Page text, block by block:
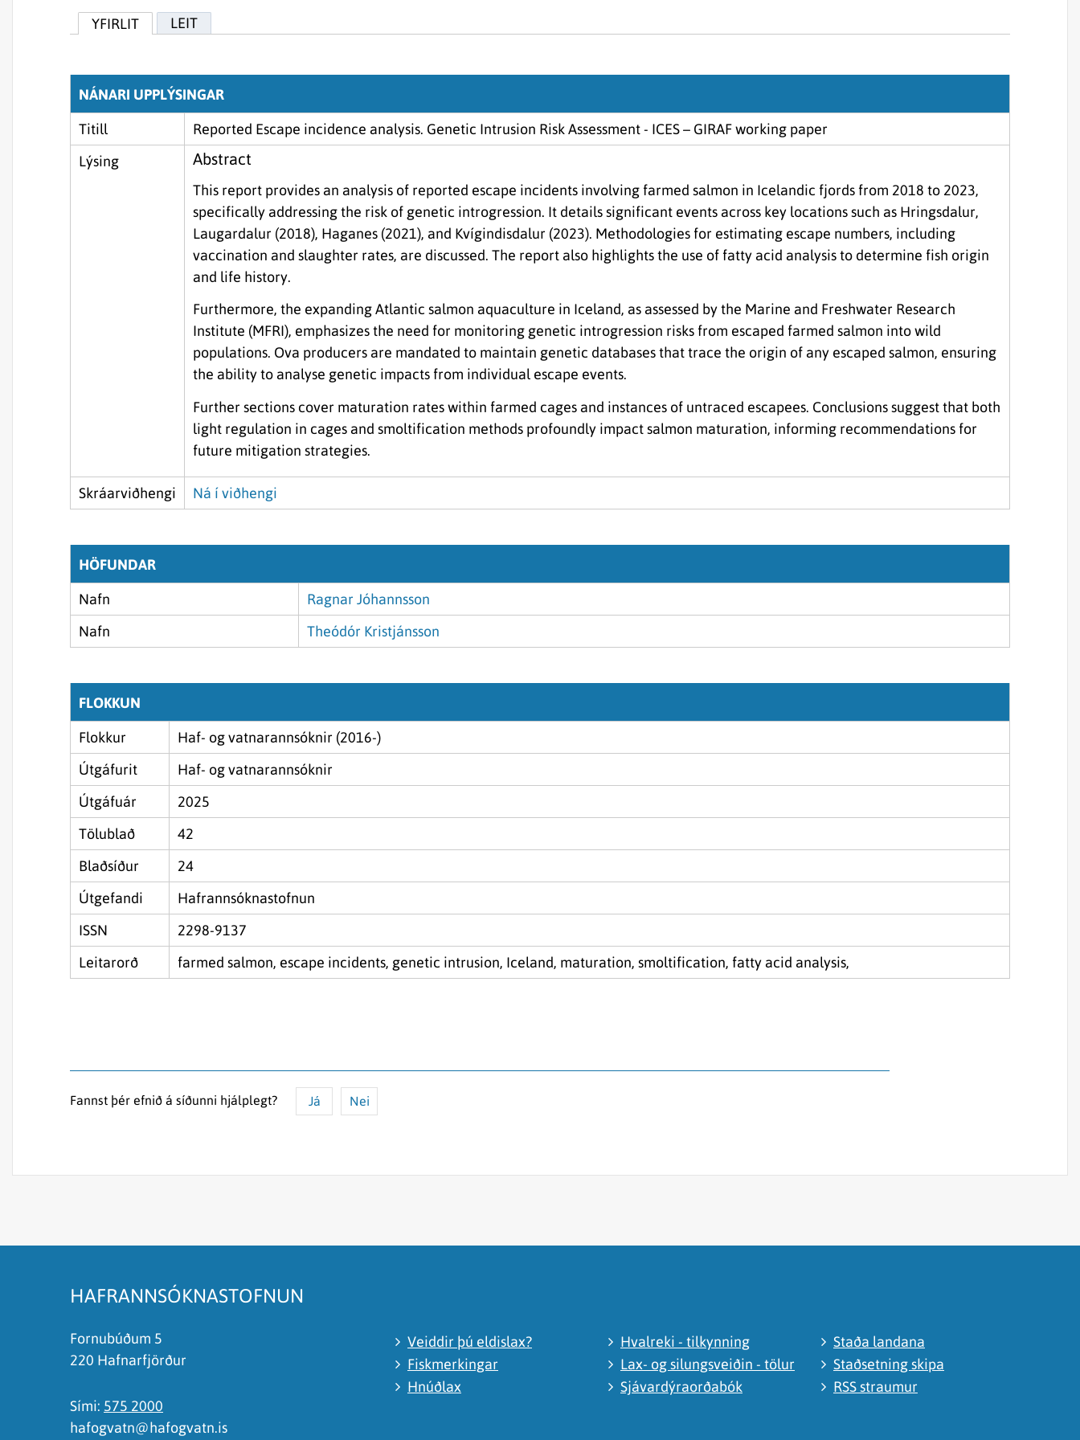
YFIRLIT LEIT
NÁNARI UPPLÝSINGAR
Titill
Reported Escape incidence analysis. Genetic Intrusion Risk Assessment - ICES – GIRAF working paper
Lýsing
Abstract
This report provides an analysis of reported escape incidents involving farmed salmon in Icelandic fjords from 2018 to 2023,
specifically addressing the risk of genetic introgression. It details significant events across key locations such as Hringsdalur,
Laugardalur (2018), Haganes (2021), and Kvígindisdalur (2023). Methodologies for estimating escape numbers, including
vaccination and slaughter rates, are discussed. The report also highlights the use of fatty acid analysis to determine fish origin
and life history.
Furthermore, the expanding Atlantic salmon aquaculture in Iceland, as assessed by the Marine and Freshwater Research
Institute (MFRI), emphasizes the need for monitoring genetic introgression risks from escaped farmed salmon into wild
populations. Ova producers are mandated to maintain genetic databases that trace the origin of any escaped salmon, ensuring
the ability to analyse genetic impacts from individual escape events.
Further sections cover maturation rates within farmed cages and instances of untraced escapees. Conclusions suggest that both
light regulation in cages and smoltification methods profoundly impact salmon maturation, informing recommendations for
future mitigation strategies.
Skráarviðhengi Ná í viðhengi
HÖFUNDAR
Nafn
Ragnar Jóhannsson
Nafn
Theódór Kristjánsson
FLOKKUN
Flokkur
Haf- og vatnarannsóknir (2016-)
Útgáfurit
Haf- og vatnarannsóknir
Útgáfuár
2025
Tölublað
42
Blaðsíður
24
Útgefandi
Hafrannsóknastofnun
ISSN
2298-9137
Leitarorð
farmed salmon, escape incidents, genetic intrusion, Iceland, maturation, smoltification, fatty acid analysis,
Fannst þér efnið á síðunni hjálplegt? Já Nei
HAFRANNSÓKNASTOFNUN
Fornubúðum 5
220 Hafnarfjörður
Sími: 575 2000
hafogvatn@hafogvatn.is
Veiddir þú eldislax?
Fiskmerkingar
Hnúðlax
Hvalreki - tilkynning
Lax- og silungsveiðin - tölur
Sjávardýraorðabók
Staða landana
Staðsetning skipa
RSS straumur